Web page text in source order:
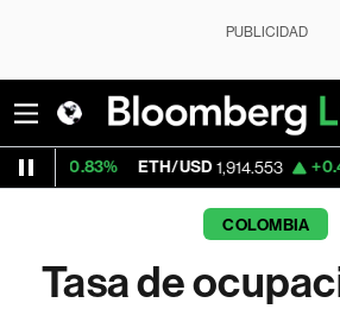
PUBLICIDAD
ETH/USD 1,914.553 +0.46% Visa
COLOMBIA
Tasa de